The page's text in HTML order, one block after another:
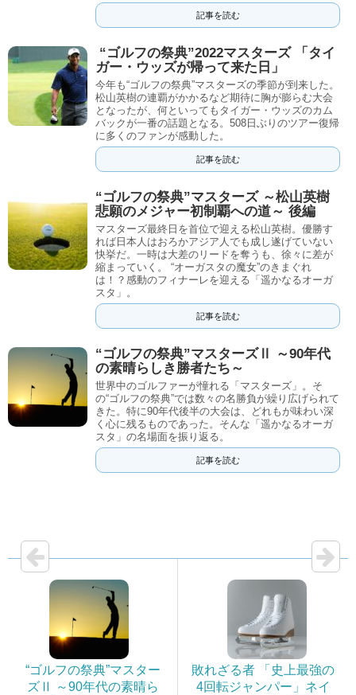
記事を読む
“ゴルフの祭典”2022マスターズ 「タイ
ガー・ウッズが帰って来た日」
今年も“ゴルフの祭典”マスターズの季節が到来した。
松山英樹の連覇がかかるなど期待に胸が膨らむ大会
となったが、何といってもタイガー・ウッズのカム
バックが一番の話題となる。508日ぶりのツアー復帰
に多くのファンが感動した。
記事を読む
“ゴルフの祭典”マスターズ ～松山英樹
悲願のメジャー初制覇への道～ 後編
マスターズ最終日を首位で迎える松山英樹。優勝す
れば日本人はおろかアジア人でも成し遂げていない
快挙だ。一時は大差のリードを奪うも、徐々に差が
縮まっていく。 “オーガスタの魔女”のきまぐれ
は！？感動のフィナーレを迎える「遥かなるオーガ
スタ」。
記事を読む
“ゴルフの祭典”マスターズⅡ ～90年代
の素晴らしき勝者たち～
世界中のゴルファーが憧れる「マスターズ」。そ
の“ゴルフの祭典”では数々の名勝負が繰り広げられて
きた。特に90年代後半の大会は、どれもが味わい深
く心に残るものであった。そんな「遥かなるオーガ
スタ」の名場面を振り返る。
記事を読む
“ゴルフの祭典”マスター
ズⅡ ～90年代の素晴ら
敗れざる者 「史上最強の
4回転ジャンパー」ネイ